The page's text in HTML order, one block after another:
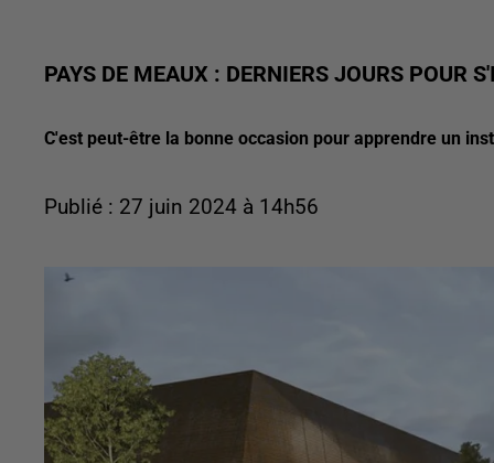
PAYS DE MEAUX : DERNIERS JOURS POUR
C'est peut-être la bonne occasion pour apprendre un
Publié : 27 juin 2024 à 14h56